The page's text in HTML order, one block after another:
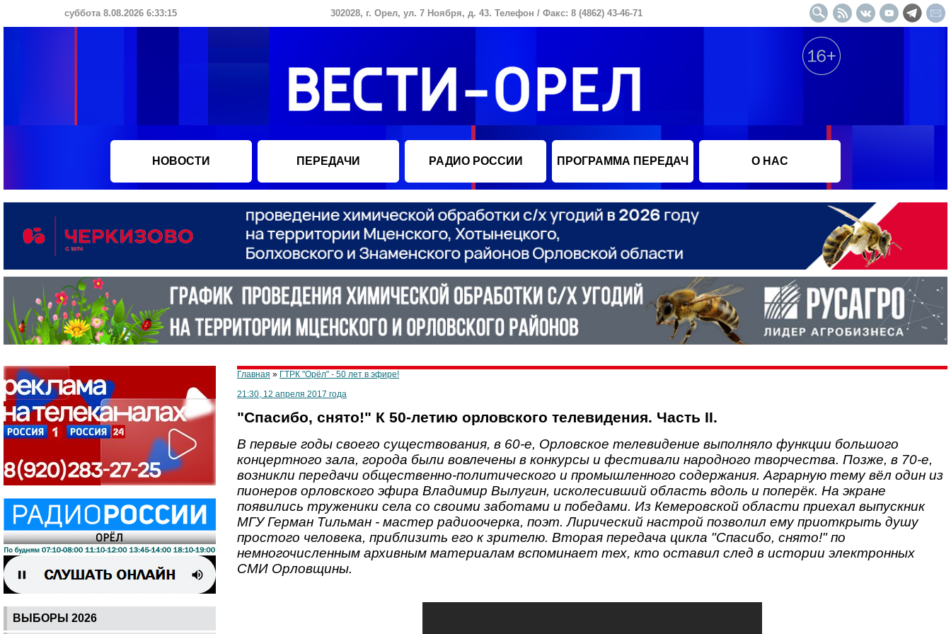
суббота 8.08.2026 6:33:16 302028, г. Орел, ул. 7 Ноября, д. 43. Телефон / Факс: 8 (4862) 43-46-71
НОВОСТИ ПЕРЕДАЧИ РАДИО РОССИИ ПРОГРАММА ПЕРЕДАЧ О НАС
ВЫБОРЫ 2026
Главная » ГТРК "Орёл" - 50 лет в эфире!
21:30, 12 апреля 2017 года
"Спасибо, снято!" К 50-летию орловского телевидения. Часть II.
В первые годы своего существования, в 60-е, Орловское телевидение выполняло функции большого
концертного зала, города были вовлечены в конкурсы и фестивали народного творчества. Позже, в 70-е,
возникли передачи общественно-политического и промышленного содержания. Аграрную тему вёл один из
пионеров орловского эфира Владимир Вылугин, исколесивший область вдоль и поперёк. На экране
появились труженики села со своими заботами и победами. Из Кемеровской области приехал выпускник
МГУ Герман Тильман - мастер радиоочерка, поэт. Лирический настрой позволил ему приоткрыть душу
простого человека, приблизить его к зрителю. Вторая передача цикла "Спасибо, снято!" по
немногочисленным архивным материалам вспоминает тех, кто оставил след в истории электронных
СМИ Орловщины.